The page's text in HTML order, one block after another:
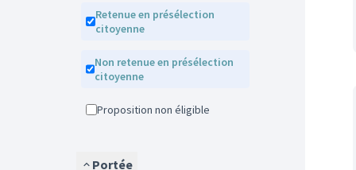
Retenue en présélection
citoyenne
Non retenue en présélection
citoyenne
Proposition non éligible
Portée